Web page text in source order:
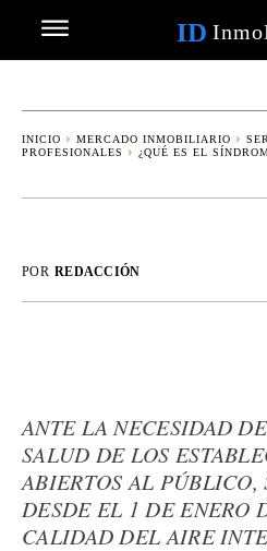
ID
INICIO MERCADO INMOBILIARIO
PROFESIONALES
¿QUÉ ES EL
POR REDACCIÓN
ANTE LA NECESIDAD
SALUD DE LOS
ABIERTOS AL PÚBLICO,
DESDE EL 1 DE ENERO
CALIDAD DEL AIRE